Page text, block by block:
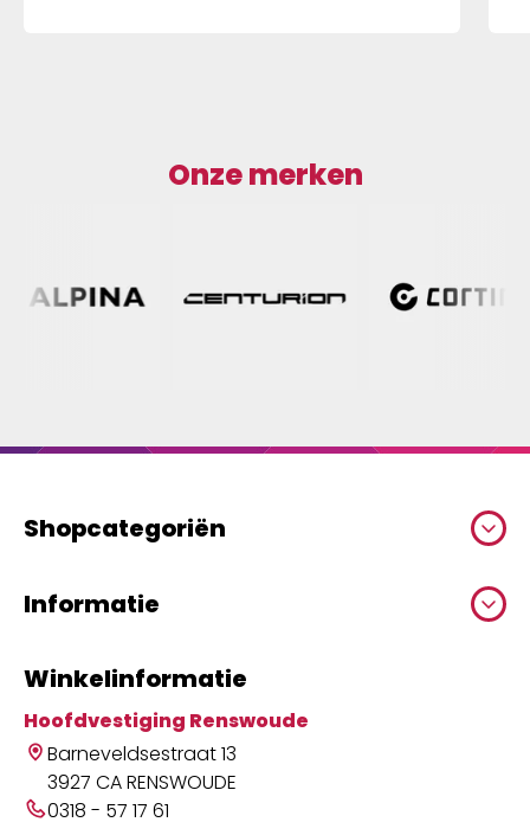
Onze merken
Shopcategoriën
Informatie
Winkelinformatie
Hoofdvestiging Renswoude
Barneveldsestraat 13
3927 CA RENSWOUDE
0318 - 57 17 61